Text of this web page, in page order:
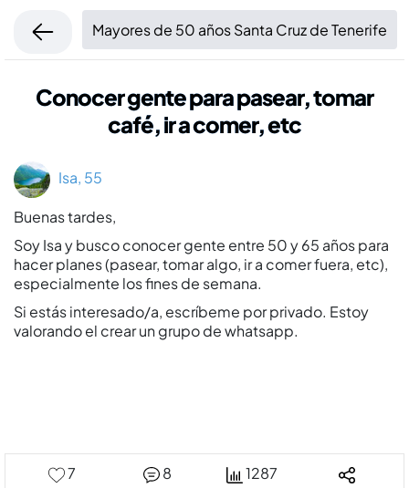
Mayores de 50 años Santa Cruz de Tenerife
Conocer gente para pasear, tomar
café, ir a comer, etc
Isa, 55
Buenas tardes,
Soy Isa y busco conocer gente entre 50 y 65 años para
hacer planes (pasear, tomar algo, ir a comer fuera, etc),
especialmente los fines de semana.
Si estás interesado/a, escríbeme por privado. Estoy
valorando el crear un grupo de whatsapp.
7 8 1287